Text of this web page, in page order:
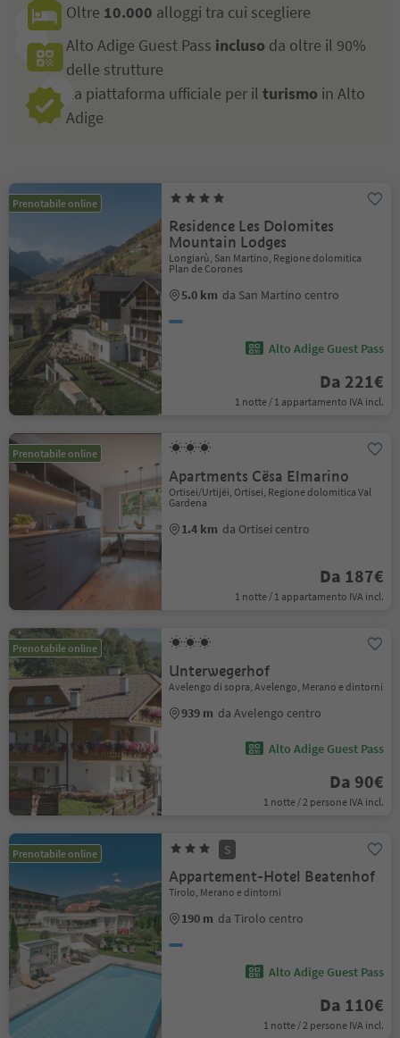
Oltre 10.000 alloggi tra cui scegliere
Alto Adige Guest Pass incluso da oltre il 90%
delle strutture
La piattaforma ufficiale per il turismo in Alto
Adige
Prenotabile online
Residence Les Dolomites
Mountain Lodges
Longiarù, San Martino, Regione dolomitica
Plan de Corones
5.0 km da San Martino centro
Alto Adige Guest Pass
Da 221€
1 notte / 1 appartamento IVA incl.
Prenotabile online
Apartments Cësa Elmarino
Ortisei/Urtijëi, Ortisei, Regione dolomitica Val
Gardena
1.4 km da Ortisei centro
Da 187€
1 notte / 1 appartamento IVA incl.
Prenotabile online
Unterwegerhof
Avelengo di sopra, Avelengo, Merano e dintorni
939 m da Avelengo centro
Alto Adige Guest Pass
Da 90€
1 notte / 2 persone IVA incl.
Prenotabile online S
Appartement-Hotel Beatenhof
Tirolo, Merano e dintorni
190 m da Tirolo centro
Alto Adige Guest Pass
Da 110€
1 notte / 2 persone IVA incl.